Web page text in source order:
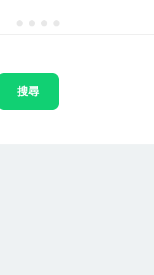
搜尋